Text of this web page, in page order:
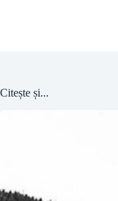
Citește și...